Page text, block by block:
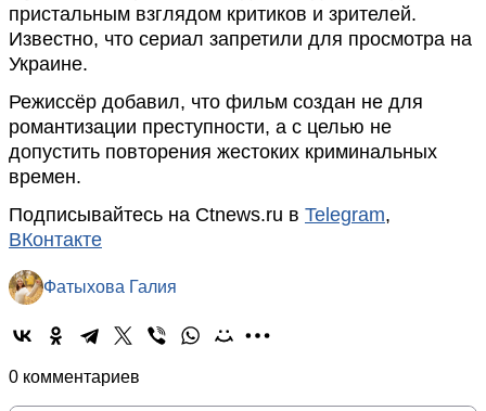
пристальным взглядом критиков и зрителей.
Известно, что сериал запретили для просмотра на
Украине.
Режиссёр добавил, что фильм создан не для
романтизации преступности, а с целью не
допустить повторения жестоких криминальных
времен.
Подписывайтесь на Ctnews.ru в Telegram,
ВКонтакте
Фатыхова Галия
0 комментариев